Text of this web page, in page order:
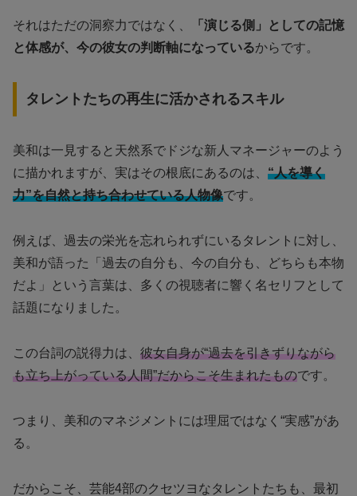
それはただの洞察力ではなく、
「演じる側」としての記憶
と体感が、今の彼女の判断軸になっているからです。
タレントたちの再生に活かされるスキル
美和は一見すると天然系でドジな新人マネージャーのよう
に描かれますが、実はその根底にあるのは、 “人を導く
力”を自然と持ち合わせている人物像です。
例えば、過去の栄光を忘れられずにいるタレントに対し、
美和が語った「過去の自分も、今の自分も、どちらも本物
だよ」という言葉は、多くの視聴者に響く名セリフとして
話題になりました。
この台詞の説得力は、 彼女自身が“過去を引きずりながら
も立ち上がっている人間”だからこそ生まれたものです。
つまり、美和のマネジメントには理屈ではなく“実感”があ
る。
だからこそ、芸能4部のクセツヨなタレントたちも、最初